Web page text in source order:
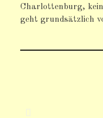
Charlottenburg,
geht grundsätzlich